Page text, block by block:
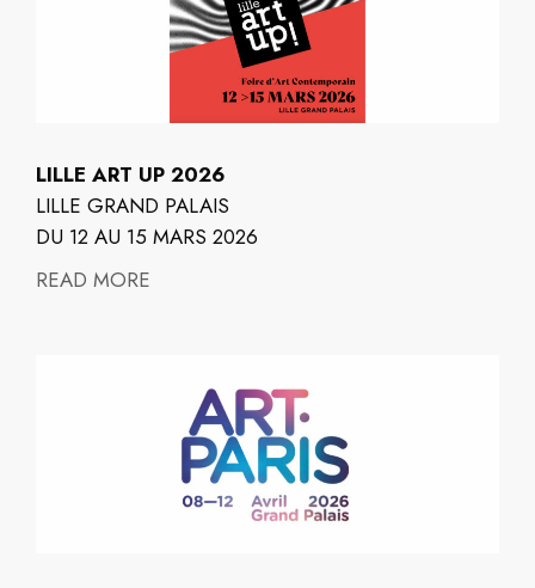
LILLE ART UP 2026
LILLE GRAND PALAIS
DU 12 AU 15 MARS 2026
READ MORE